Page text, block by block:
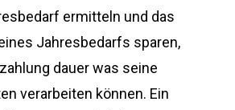
ermitteln und das
Jahresbedarfs sparen,
dauer was seine
verarbeiten können. Ein